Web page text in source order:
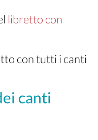
libretto con
con tutti i canti
canti